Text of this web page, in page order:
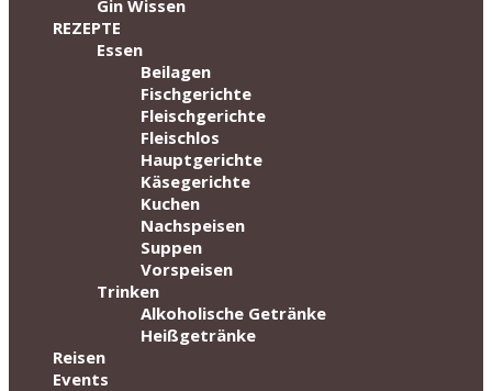
Gin Wissen
REZEPTE
Essen
Beilagen
Fischgerichte
Fleischgerichte
Fleischlos
Hauptgerichte
Käsegerichte
Kuchen
Nachspeisen
Suppen
Vorspeisen
Trinken
Alkoholische Getränke
Heißgetränke
Reisen
Events